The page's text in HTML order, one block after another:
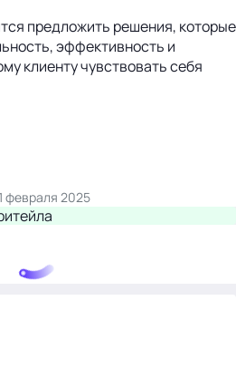
предложить решения, которые
эффективность и
клиенту чувствовать себя
февраля 2025